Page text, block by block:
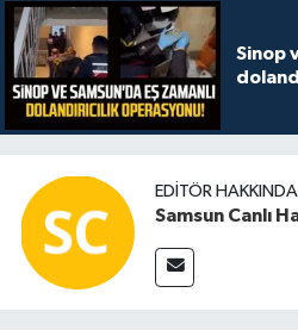
Sinop
EDITÖR HAKKINDA
Samsun Canlı